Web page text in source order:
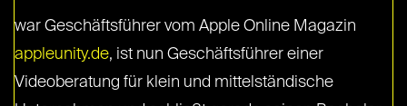
war Geschäftsführer vom Apple Online Magazin
appleunity.de, ist nun Geschäftsführer einer
Videoberatung für klein und mittelständische